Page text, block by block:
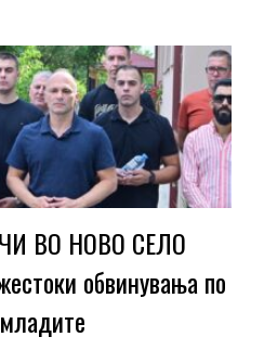
ВО НОВО СЕЛО
обвинувања по